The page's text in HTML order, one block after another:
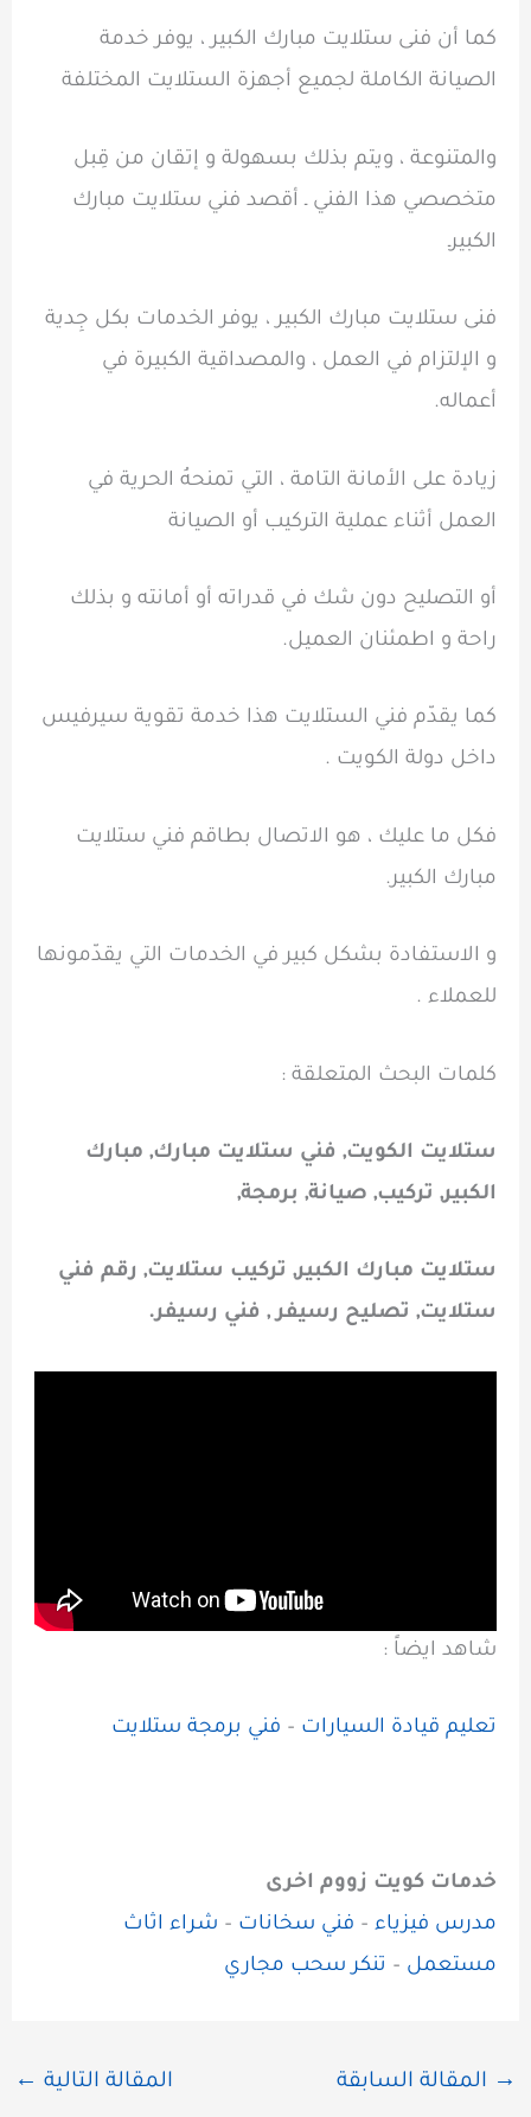
كما أن فنى ستلايت مبارك الكبير ، يوفر خدمة
الصيانة الكاملة لجميع أجهزة الستلايت المختلفة
والمتنوعة ، ويتم بذلك بسهولة و إتقان من قِبل
متخصصي هذا الفني ـ أقصد فني ستلايت مبارك
الكبيرـ
فنى ستلايت مبارك الكبير ، يوفر الخدمات بكل جِدية
و الإلتزام في العمل ، والمصداقية الكبيرة في
أعماله.
زيادة على الأمانة التامة ، التي تمنحهُ الحرية في
العمل أثناء عملية التركيب أو الصيانة
أو التصليح دون شك في قدراته أو أمانته و بذلك
راحة و اطمئنان العميل.
كما يقدّم فني الستلايت هذا خدمة تقوية سيرفيس
داخل دولة الكويت .
فكل ما عليك ، هو الاتصال بطاقم فني ستلايت
مبارك الكبير.
و الاستفادة بشكل كبير في الخدمات التي يقدّمونها
للعملاء .
كلمات البحث المتعلقة :
ستلايت الكويت, فني ستلايت مبارك, مبارك
الكبير, تركيب, صيانة, برمجة,
ستلايت مبارك الكبير, تركيب ستلايت, رقم فني
ستلايت, تصليح رسيفر , فني رسيفر.
شاهد ايضاً :
تعليم قيادة السيارات – فني برمجة ستلايت
خدمات كويت زووم اخرى
مدرس فيزياء – فني سخانات – شراء اثاث
مستعمل – تنكر سحب مجاري
→ المقالة السابقة المقالة التالية ←